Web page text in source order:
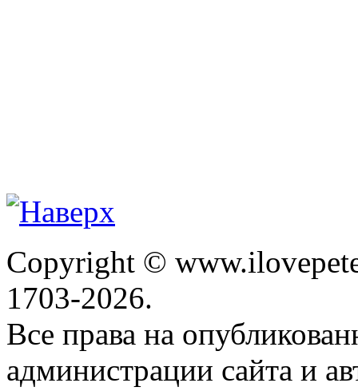
Copyright ©
1703-2026.
Все права на
администрации сайта и